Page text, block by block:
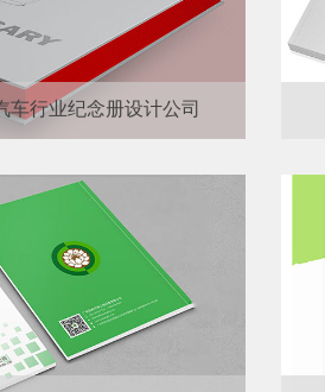
车行业纪念册设计公司